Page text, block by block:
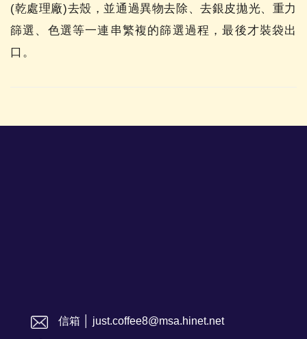
(乾處理廠)去殼，並通過異物去除、去銀皮拋光、重力
篩選、色選等一連串繁複的篩選過程，最後才裝袋出
口。
信箱 │ just.coffee8@msa.hinet.net